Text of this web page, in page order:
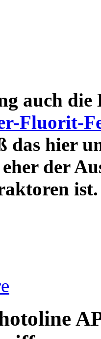
auch die
Fluorit-
das hier
der